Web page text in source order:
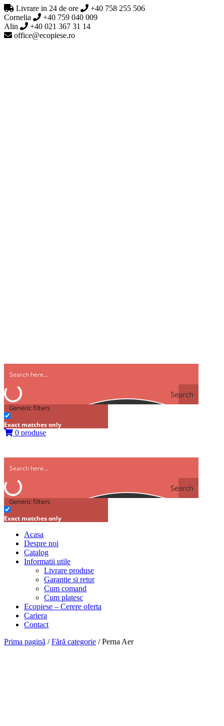
Livrare in 24 de ore
+40 758 255 506
Cornelia
+40 759 040 009
Alin
+40 021 367 31 14
office@ecopiese.ro
Search
Generic filters
Exact matches only
0 produse
Search
Generic filters
Exact matches only
Acasa
Despre noi
Catalog
Informatii utile
Livrare produse
Garantie si retur
Cum comand
Cum platesc
Ecopiese – Cerere oferta
Cariera
Contact
Prima pagină /Fără categorie / Perna Aer